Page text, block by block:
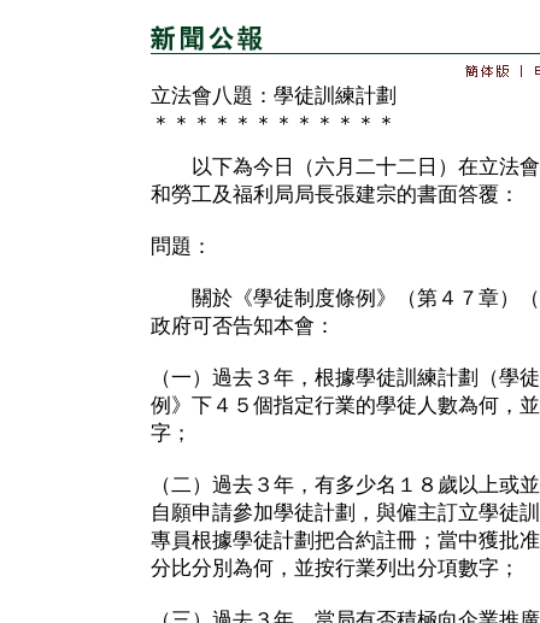
立法會八題：學徒訓練計劃
＊＊＊＊＊＊＊＊＊＊＊＊
以下為今日（六月二十二日）在立法會
和勞工及福利局局長張建宗的書面答覆：
問題：
關於《學徒制度條例》（第４７章）（
政府可否告知本會：
（一）過去３年，根據學徒訓練計劃（學
例》下４５個指定行業的學徒人數為何，
字；
（二）過去３年，有多少名１８歲以上或
自願申請參加學徒計劃，與僱主訂立學徒
專員根據學徒計劃把合約註冊；當中獲批
分比分別為何，並按行業列出分項數字；